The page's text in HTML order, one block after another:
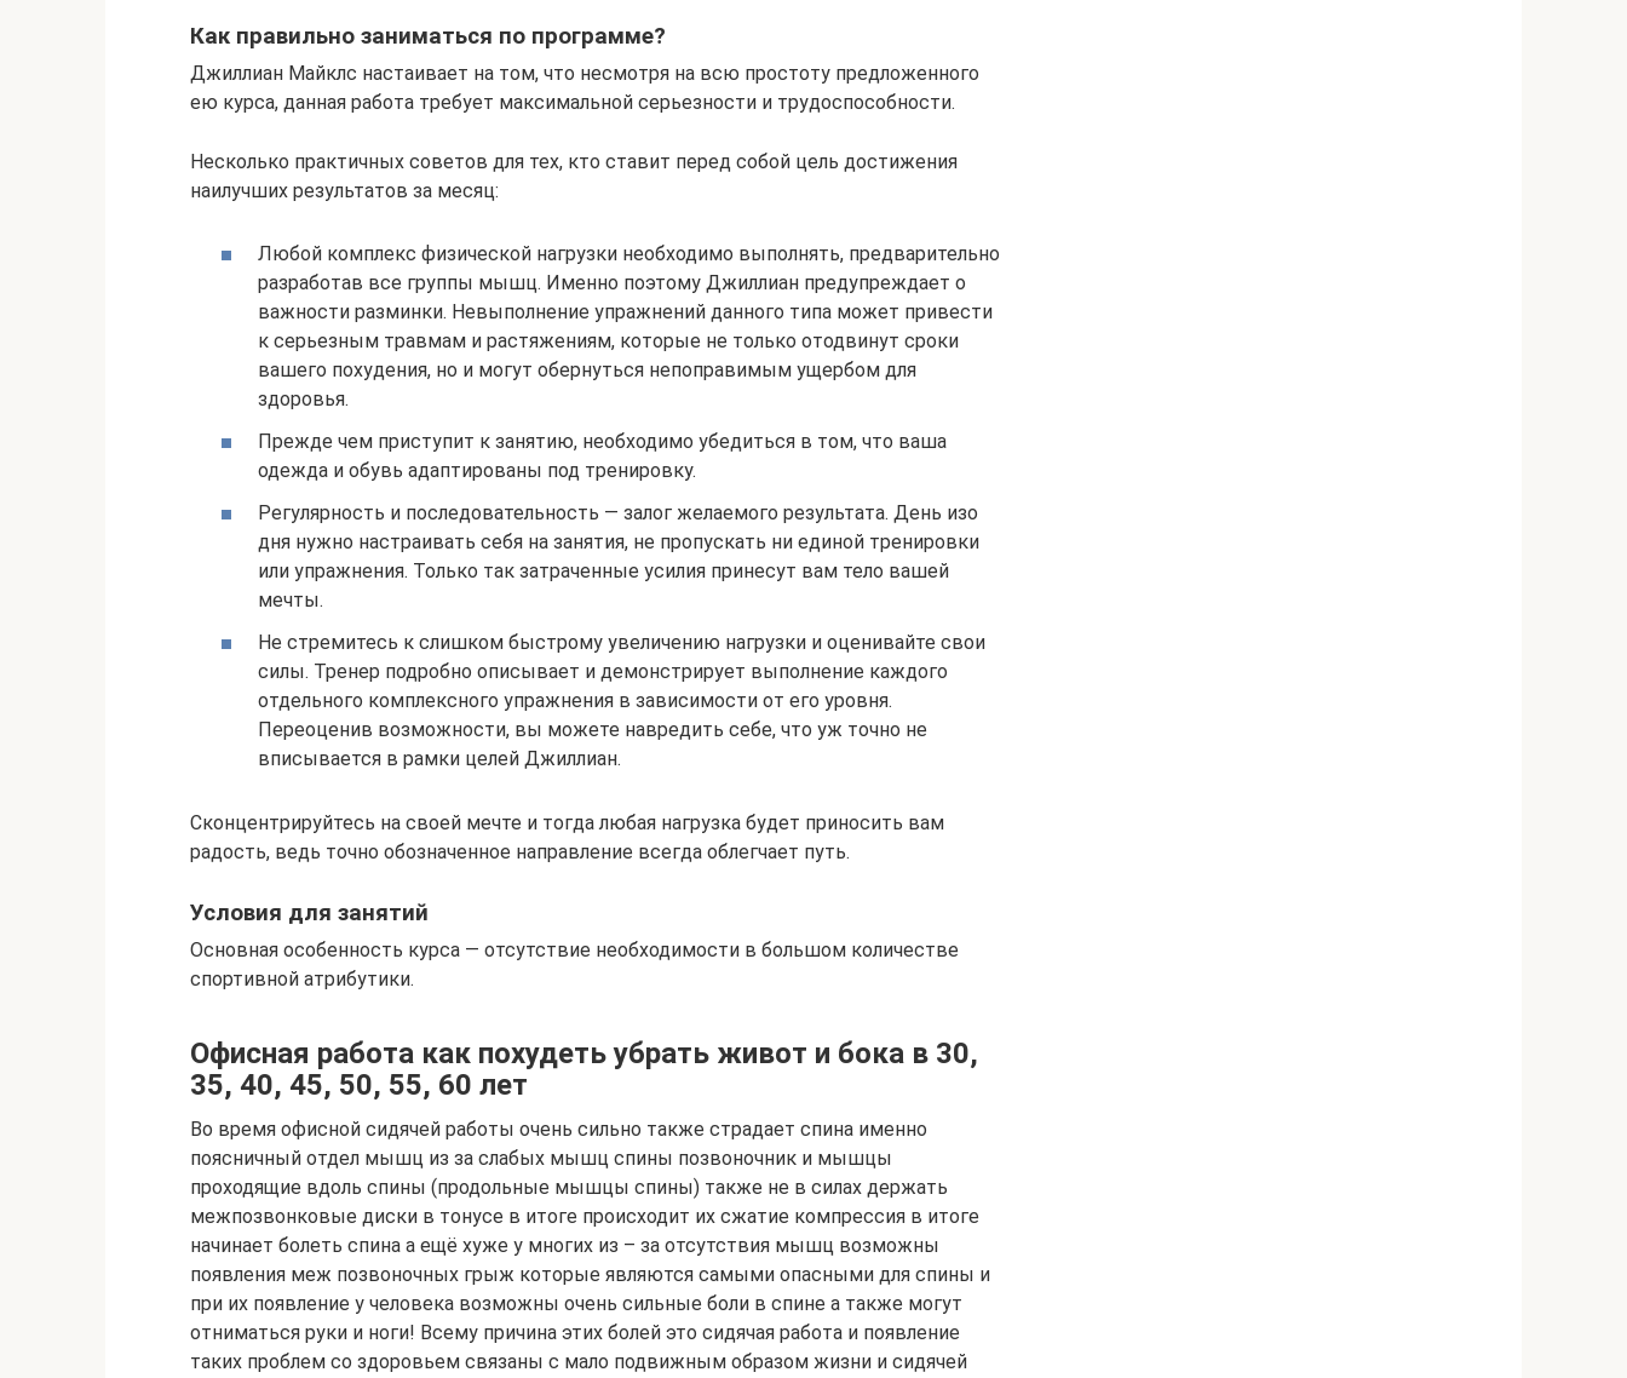
Как правильно заниматься по программе?
Джиллиан Майклс настаивает на том, что несмотря на всю простоту предложенного
ею курса, данная работа требует максимальной серьезности и трудоспособности.
Несколько практичных советов для тех, кто ставит перед собой цель достижения
наилучших результатов за месяц:
Любой комплекс физической нагрузки необходимо выполнять, предварительно
разработав все группы мышц. Именно поэтому Джиллиан предупреждает о
важности разминки. Невыполнение упражнений данного типа может привести
к серьезным травмам и растяжениям, которые не только отодвинут сроки
вашего похудения, но и могут обернуться непоправимым ущербом для
здоровья.
Прежде чем приступит к занятию, необходимо убедиться в том, что ваша
одежда и обувь адаптированы под тренировку.
Регулярность и последовательность — залог желаемого результата. День изо
дня нужно настраивать себя на занятия, не пропускать ни единой тренировки
или упражнения. Только так затраченные усилия принесут вам тело вашей
мечты.
Не стремитесь к слишком быстрому увеличению нагрузки и оценивайте свои
силы. Тренер подробно описывает и демонстрирует выполнение каждого
отдельного комплексного упражнения в зависимости от его уровня.
Переоценив возможности, вы можете навредить себе, что уж точно не
вписывается в рамки целей Джиллиан.
Сконцентрируйтесь на своей мечте и тогда любая нагрузка будет приносить вам
радость, ведь точно обозначенное направление всегда облегчает путь.
Условия для занятий
Основная особенность курса — отсутствие необходимости в большом количестве
спортивной атрибутики.
Офисная работа как похудеть убрать живот и бока в 30,
35, 40, 45, 50, 55, 60 лет
Во время офисной сидячей работы очень сильно также страдает спина именно
поясничный отдел мышц из за слабых мышц спины позвоночник и мышцы
проходящие вдоль спины (продольные мышцы спины) также не в силах держать
межпозвонковые диски в тонусе в итоге происходит их сжатие компрессия в итоге
начинает болеть спина а ещё хуже у многих из – за отсутствия мышц возможны
появления меж позвоночных грыж которые являются самыми опасными для спины и
при их появление у человека возможны очень сильные боли в спине а также могут
отниматься руки и ноги! Всему причина этих болей это сидячая работа и появление
таких проблем со здоровьем связаны с мало подвижным образом жизни и сидячей